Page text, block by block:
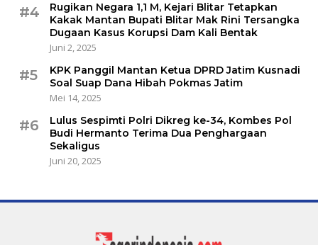
#4
Rugikan Negara 1,1 M, Kejari Blitar Tetapkan
Kakak Mantan Bupati Blitar Mak Rini Tersangka
Dugaan Kasus Korupsi Dam Kali Bentak
Juni 2, 2025
#5
KPK Panggil Mantan Ketua DPRD Jatim Kusnadi
Soal Suap Dana Hibah Pokmas Jatim
Mei 14, 2025
#6
Lulus Sespimti Polri Dikreg ke-34, Kombes Pol
Budi Hermanto Terima Dua Penghargaan
Sekaligus
Juni 20, 2025